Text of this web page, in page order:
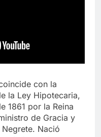
con la
la Ley Hipotecaria,
1861 por la Reina
de Gracia y
Nació